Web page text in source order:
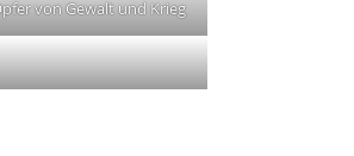
von Gewalt und Krieg